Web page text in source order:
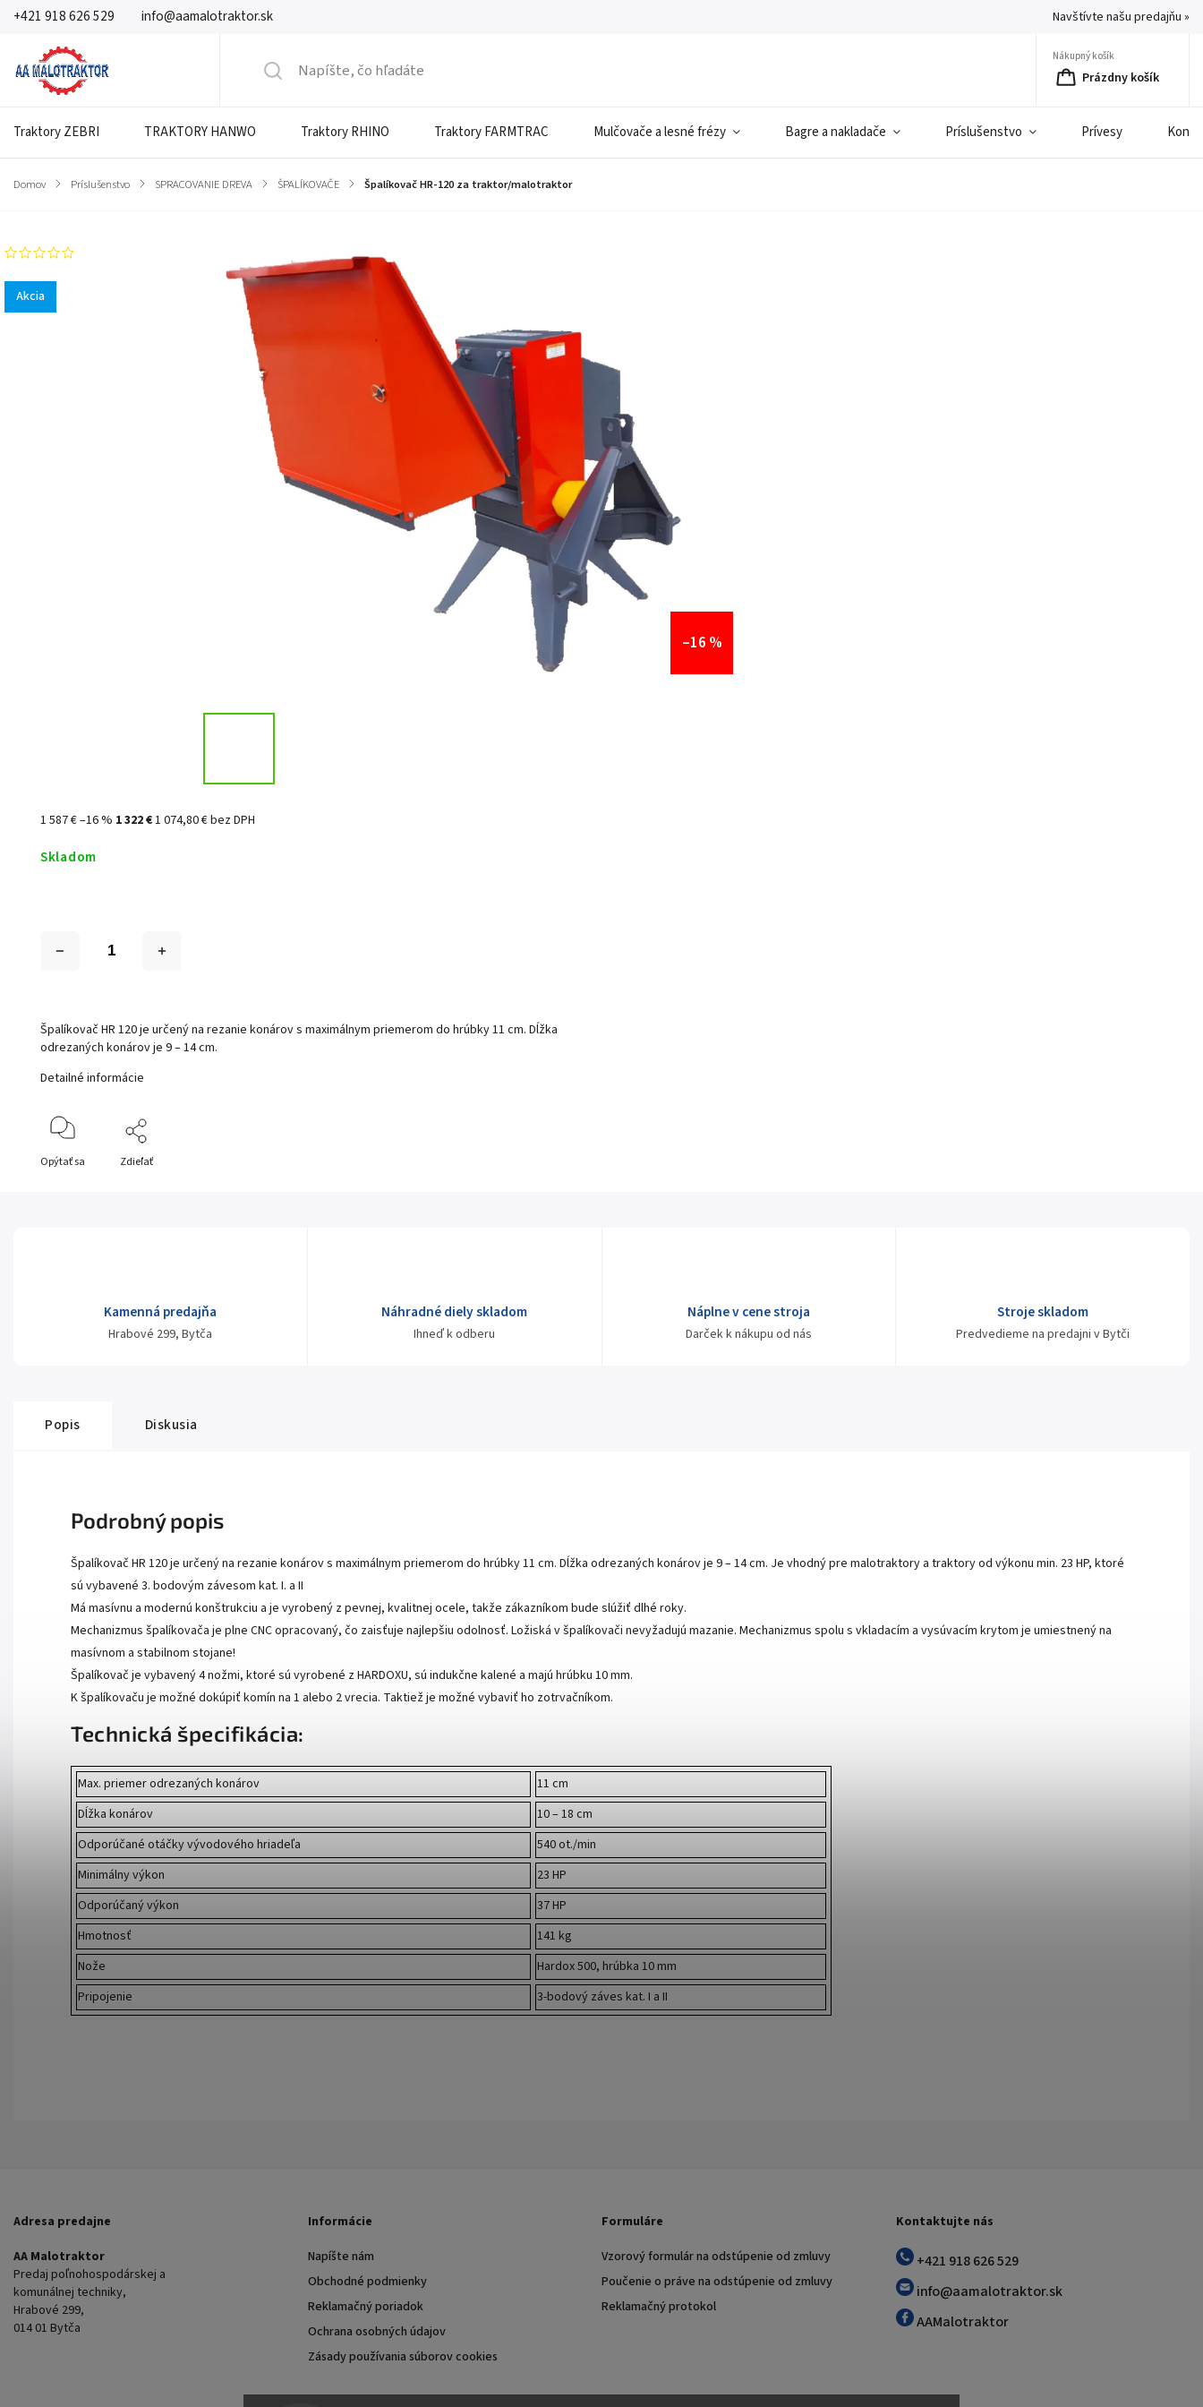
+421 918 626 529 info@aamalotraktor.sk Navštívte našu predajňu »
Nákupný košík
Prázdny košík
Traktory ZEBRI TRAKTORY HANWO Traktory RHINO Traktory FARMTRAC Mulčovače a lesné frézy Bagre a nakladače Príslušenstvo Prívesy
Domov / Príslušenstvo / SPRACOVANIE DREVA / ŠPALÍKOVAČE / Špalíkovač HR-120 za traktor/malotraktor
Akcia
–16 %
1 587 €–16 % 1 322 €1 074,80 € bez DPH
Skladom
Špalíkovač HR 120 je určený na rezanie konárov s maximálnym priemerom do hrúbky 11 cm. Dĺžka
odrezaných konárov je 9 – 14 cm.
Detailné informácie
Opýtať sa Zdieľať
Kamenná predajňa
Hrabové 299, Bytča
Náhradné diely skladom
Ihneď k odberu
Náplne v cene stroja
Darček k nákupu od nás
Stroje skladom
Predvedieme na predajni v Bytči
Popis Diskusia
Podrobný popis
Špalíkovač HR 120 je určený na rezanie konárov s maximálnym priemerom do hrúbky 11 cm. Dĺžka odrezaných konárov je 9 – 14 cm. Je vhodný pre malotraktory a traktory od výkonu min. 23 HP, ktoré
sú vybavené 3. bodovým závesom kat. I. a II
Má masívnu a modernú konštrukciu a je vyrobený z pevnej, kvalitnej ocele, takže zákazníkom bude slúžiť dlhé roky.
Mechanizmus špalíkovača je plne CNC opracovaný, čo zaisťuje najlepšiu odolnosť. Ložiská v špalíkovači nevyžadujú mazanie. Mechanizmus spolu s vkladacím a vysúvacím krytom je umiestnený na
masívnom a stabilnom stojane!
Špalíkovač je vybavený 4 nožmi, ktoré sú vyrobené z HARDOXU, sú indukčne kalené a majú hrúbku 10 mm.
K špalíkovaču je možné dokúpiť komín na 1 alebo 2 vrecia. Taktiež je možné vybaviť ho zotrvačníkom.
Technická špecifikácia:
Max. priemer odrezaných konárov
11 cm
Dĺžka konárov
10 – 18 cm
Odporúčané otáčky vývodového hriadeľa
540 ot./min
Minimálny výkon
23 HP
Odporúčaný výkon
37 HP
Hmotnosť
141 kg
Nože
Hardox 500, hrúbka 10 mm
Pripojenie
3-bodový záves kat. I a II
Adresa predajne
AA Malotraktor
Predaj poľnohospodárskej a
komunálnej techniky,
Hrabové 299,
014 01 Bytča
Informácie
Napíšte nám
Obchodné podmienky
Reklamačný poriadok
Ochrana osobných údajov
Zásady používania súborov cookies
Formuláre
Vzorový formulár na odstúpenie od zmluvy
Poučenie o práve na odstúpenie od zmluvy
Reklamačný protokol
Kontaktujte nás
+421 918 626 529
info@aamalotraktor.sk
AAMalotraktor